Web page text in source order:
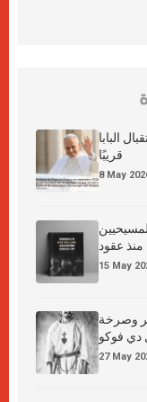
البابا
قريبًا
8 May
منذ عقود
15 May
وصرخة
دي فوكو
27 May